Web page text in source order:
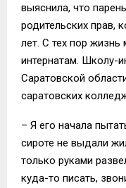
выяснила, что
родительских прав,
лет. С тех пор
интернатам. Школу-
Саратовской
саратовских
– Я его начала
сироте не выдали
только руками
куда-то писать,